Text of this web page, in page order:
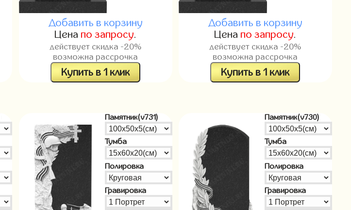
Добавить в корзину
Цена по запросу.
действует скидка -20%
возможна рассрочка
Купить в 1 клик
Добавить в корзину
Цена по запросу.
действует скидка -20%
возможна рассрочка
Купить в 1 клик
Памятник(v731)
Тумба
Полировка
Гравировка
Памятник(v730)
Тумба
Полировка
Гравировка